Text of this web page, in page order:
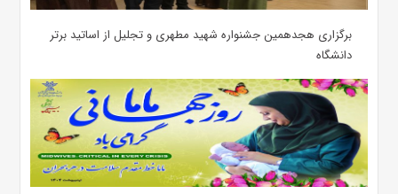
برگزاری هجدهمین جشنواره شهید مطهری و تجلیل از اساتید برتر
دانشگاه